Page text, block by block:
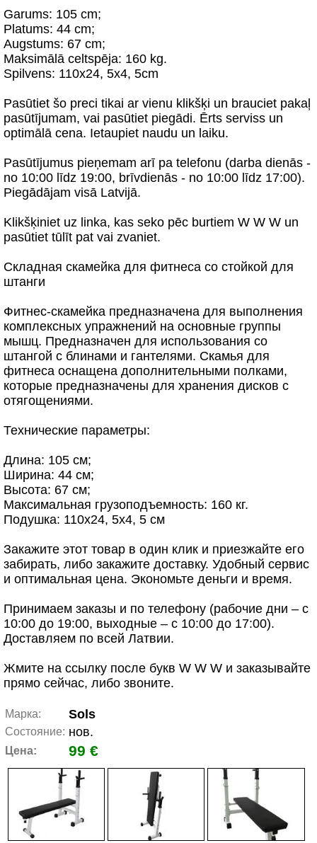
Garums: 105 cm;
Platums: 44 cm;
Augstums: 67 cm;
Maksimālā celtspēja: 160 kg.
Spilvens: 110x24, 5x4, 5cm
Pasūtiet šo preci tikai ar vienu klikšķi un brauciet pakaļ
pasūtījumam, vai pasūtiet piegādi. Ērts serviss un
optimālā cena. Ietaupiet naudu un laiku.
Pasūtījumus pieņemam arī pa telefonu (darba dienās -
no 10:00 līdz 19:00, brīvdienās - no 10:00 līdz 17:00).
Piegādājam visā Latvijā.
Klikšķiniet uz linka, kas seko pēc burtiem W W W un
pasūtiet tūlīt pat vai zvaniet.
Складная скамейка для фитнеса со стойкой для
штанги
Фитнес-скамейка предназначена для выполнения
комплексных упражнений на основные группы
мышц. Предназначен для использования со
штангой с блинами и гантелями. Скамья для
фитнеса оснащена дополнительными полками,
которые предназначены для хранения дисков с
отягощениями.
Технические параметры:
Длина: 105 см;
Ширина: 44 см;
Высота: 67 см;
Максимальная грузоподъемность: 160 кг.
Подушка: 110x24, 5x4, 5 см
Закажите этот товар в один клик и приезжайте его
забирать, либо закажите доставку. Удобный сервис
и оптимальная цена. Экономьте деньги и время.
Принимаем заказы и по телефону (рабочие дни – с
10:00 до 19:00, выходные – с 10:00 до 17:00).
Доставляем по всей Латвии.
Жмите на ссылку после букв W W W и заказывайте
прямо сейчас, либо звоните.
Марка: Sols
Состояние: нов.
Цена: 99 €